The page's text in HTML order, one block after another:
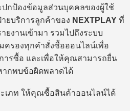
ปกป้องข้อมูลส่วนบุคคลของผู้ใช้
ยบริการลูกค้าของ NEXTPLAY ที่
ยงานเข้ามา รวมไปถึงระบบ
ครองทุกคำสั่งซื้อออนไลน์เพื่อ
ารซื้อ และเพื่อให้คุณสามารถยื่น
กพบข้อผิดพลาดได้
เภท ให้คุณซื้อสินค้าออนไลน์ได้